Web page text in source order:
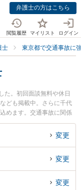
弁護士の方はこちら
閲覧履歴 マイリスト ログイン
士 東京都で交通事故に
た。初回面談無料や休日
ども掲載中。さらに千代
めます。交通事故に関係
分野での絞り込み検索も
士や東京スタートアップ
ブルを今すぐに弁護士に
近くの弁護士を検索した
都内の弁護士に相談予約
変更
変更
変更